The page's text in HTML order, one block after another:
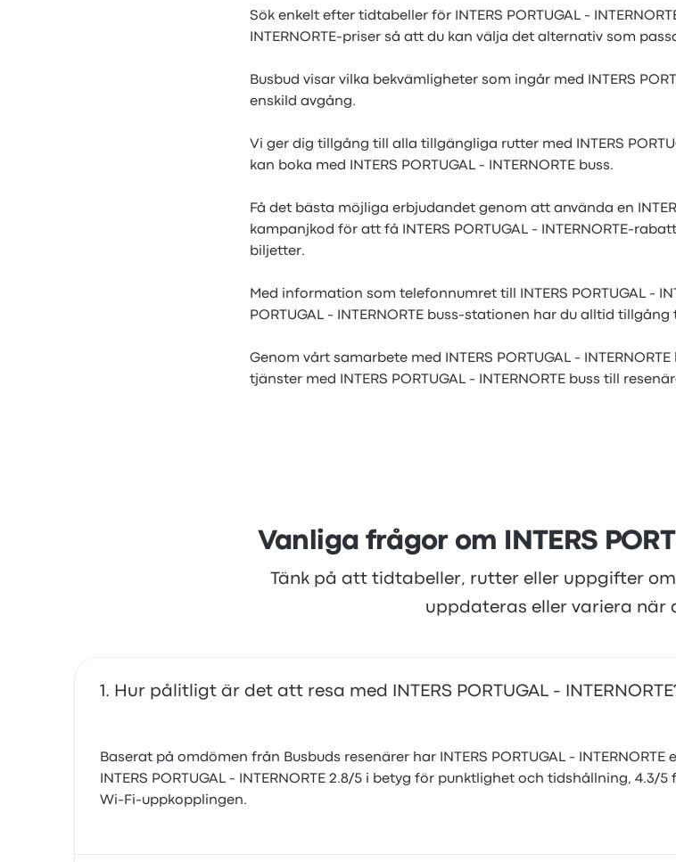
Sök enkelt efter tidtabeller för INTERS PORTUGAL -
INTERNORTE-priser så att du kan välja det alternativ som
Busbud visar vilka bekvämligheter som ingår med INTERS
enskild avgång.
Vi ger dig tillgång till alla tillgängliga rutter med INTERS
kan boka med INTERS PORTUGAL - INTERNORTE buss.
Få det bästa möjliga erbjudandet genom att använda en
kampanjkod för att få INTERS PORTUGAL - INTERNORTE-
biljetter.
Med information som telefonnumret till INTERS PORTUGAL -
PORTUGAL - INTERNORTE buss-stationen har du alltid
Genom vårt samarbete med INTERS PORTUGAL -
tjänster med INTERS PORTUGAL - INTERNORTE buss till
Vanliga frågor om INTERS
Tänk på att tidtabeller, rutter eller uppgifter
uppdateras eller variera när
Hur pålitligt är det att resa med INTERS PORTUGAL -
Baserat på omdömen från Busbuds resenärer har INTERS PORTUGAL -
INTERS PORTUGAL - INTERNORTE 2.8/5 i betyg för punktlighet och tidshållning,
Wi‑Fi‑uppkopplingen.